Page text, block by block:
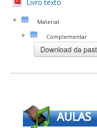
Livro texto
Material
Complementar